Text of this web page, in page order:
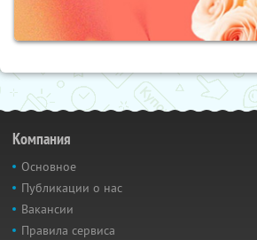
Компания
Основное
Публикации о нас
Вакансии
Правила сервиса